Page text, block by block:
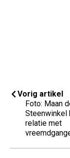
Vorig artikel
Foto: Maan
Steenwinkel
relatie met